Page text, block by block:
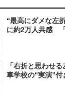
“最高にダメな左
に約2万人共感 「
「右折と思わせ
車学校の“実演”